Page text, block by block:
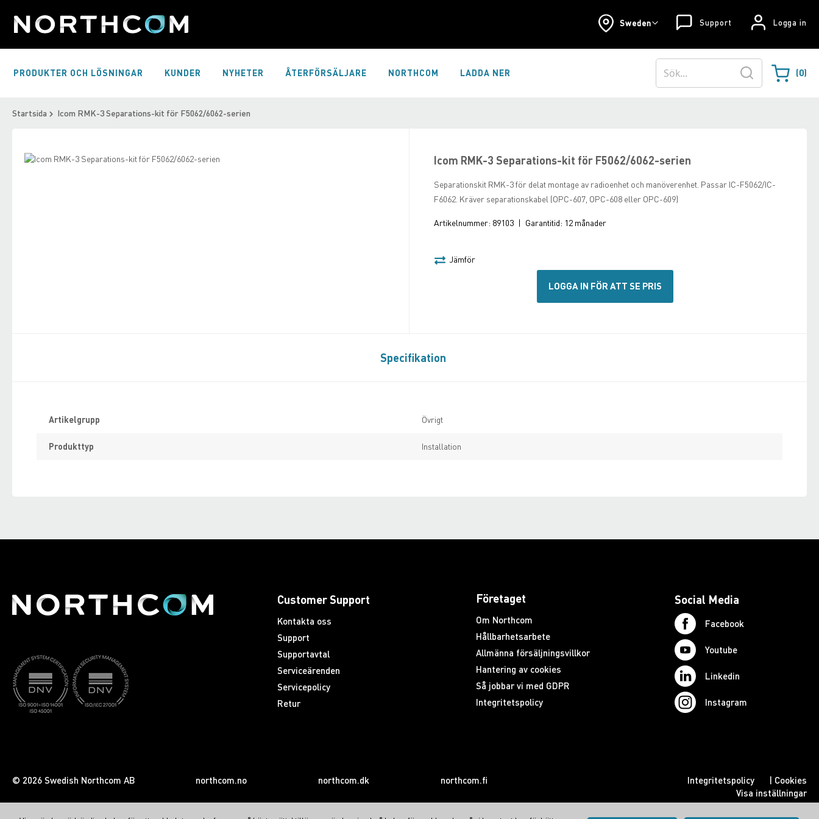
Logga in
Support
Skip
Sweden
PRODUKTER OCH LÖSNINGAR KUNDER NYHETER ÅTERFÖRSÄLJARE NORTHCOM LADDA NER Varukorgen
0
Sök
Startsida Icom RMK-3 Separations-kit för F5062/6062-serien
Icom RMK-3 Separations-kit för F5062/6062-serien
Separationskit RMK-3 för delat montage av radioenhet och manöverenhet. Passar IC-F5062/IC-
F6062. Kräver separationskabel (OPC-607, OPC-608 eller OPC-609)
Artikelnummer: 89103 | Garantitid: 12 månader
Jämför
LOGGA IN FÖR ATT SE PRIS
Skip
Specifikation
Artikelgrupp Övrigt
Produkttyp Installation
Customer Support
Kontakta oss
Support
Supportavtal
Serviceärenden
Servicepolicy
Retur
Företaget
Om Northcom
Hållbarhetsarbete
Allmänna försäljningsvillkor
Hantering av cookies
Så jobbar vi med GDPR
Integritetspolicy
Social Media
Facebook
Youtube
Linkedin
Instagram
© 2026 Swedish Northcom AB northcom.no northcom.dk northcom.fi Integritetspolicy | Cookies
Visa inställningar